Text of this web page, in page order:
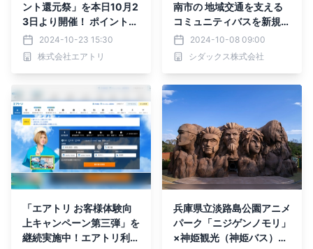
ント還元祭」を本日10月2
3日より開催！ ポイント還
元率が最大５倍に！お得な
期間限定キャンペーン！
2024-10-23 15:30
株式会社エアトリ
南市の 地域交通を支える
コミュニティバスを新規受
託運行2024-10-08 09:00
シダックス株式会社
「エアトリ お客様体験向
上キャンペーン第三弾」を
継続実施中！エアトリ利用
兵庫県立淡路島公園アニメ
パーク「ニジゲンノモリ」
×神姫観光（神姫バス）